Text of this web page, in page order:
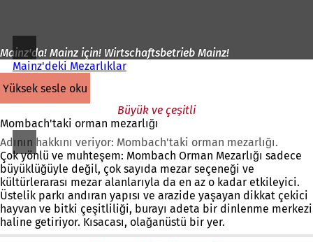
Mainz'da! Mainz için! Wirtschaftsbetrieb Mainz!
Mainz'deki Mezarlıklar
yüksek sesle oku
Büyük ve çeşitli
Mombach'taki orman mezarlığı
Adının hakkını veriyor: Mombach'taki orman mezarlığı.
Çok yönlü ve muhteşem: Mombach Orman Mezarlığı sadece
büyüklüğüyle değil, çok sayıda mezar seçeneği ve
kültürlerarası mezar alanlarıyla da en az o kadar etkileyici.
Üstelik parkı andıran yapısı ve arazide yaşayan dikkat çekici
hayvan ve bitki çeşitliliği, burayı adeta bir dinlenme merkezi
haline getiriyor. Kısacası, olağanüstü bir yer.